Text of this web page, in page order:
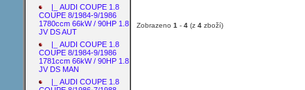
|_ AUDI COUPE 1.8
COUPE 8/1984-9/1986
1780ccm 66kW / 90HP 1.8
JV DS AUT
|_ AUDI COUPE 1.8
COUPE 8/1984-9/1986
1781ccm 66kW / 90HP 1.8
JV DS MAN
|_ AUDI COUPE 1.8
Zobrazeno 1 - 4(z 4zboží)